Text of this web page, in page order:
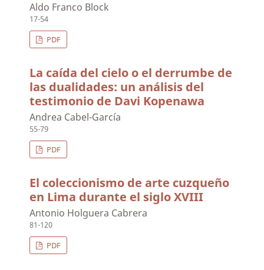
Aldo Franco Block
17-54
PDF
La caída del cielo o el derrumbe de
las dualidades: un análisis del
testimonio de Davi Kopenawa
Andrea Cabel-García
55-79
PDF
El coleccionismo de arte cuzqueño
en Lima durante el siglo XVIII
Antonio Holguera Cabrera
81-120
PDF